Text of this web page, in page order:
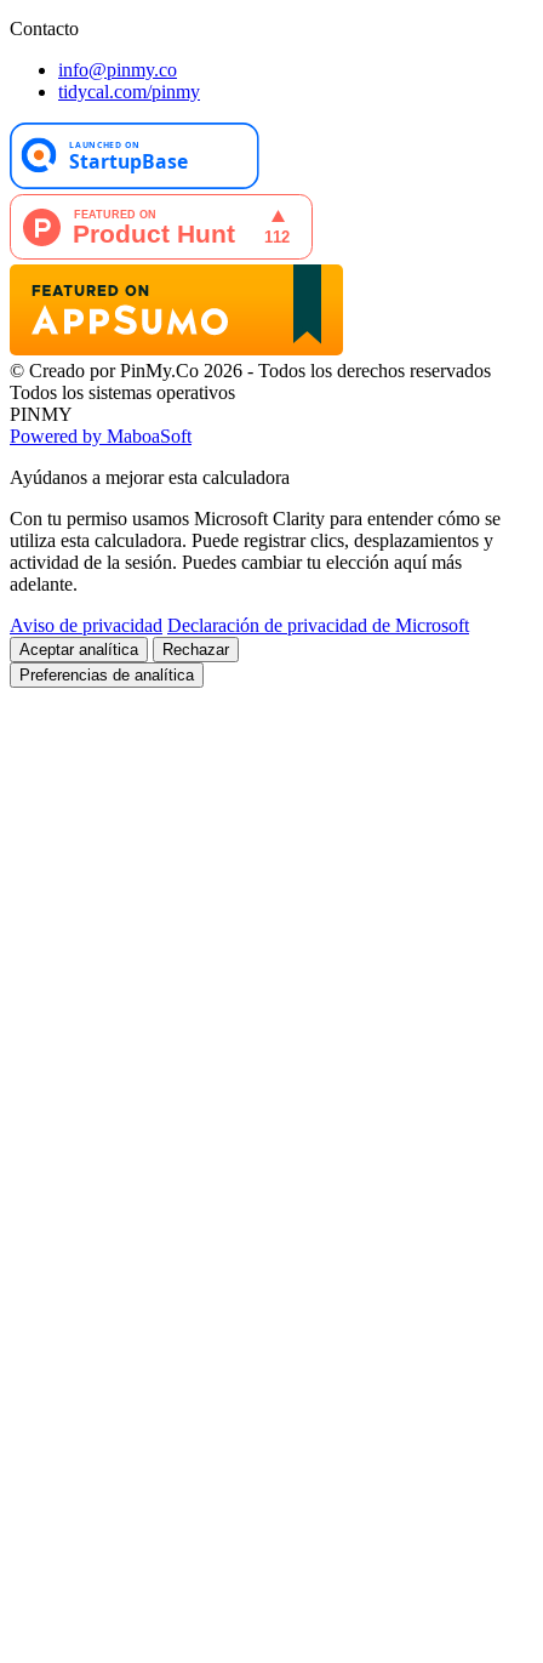
Contacto
info@pinmy.co
tidycal.com/pinmy
© Creado por PinMy.Co 2026 - Todos los derechos reservados
Todos los sistemas operativos
PINMY
Powered by MaboaSoft
Ayúdanos a mejorar esta calculadora
Con tu permiso usamos Microsoft Clarity para entender cómo se
utiliza esta calculadora. Puede registrar clics, desplazamientos y
actividad de la sesión. Puedes cambiar tu elección aquí más
adelante.
Aviso de privacidad Declaración de privacidad de Microsoft
Aceptar analítica
Rechazar
Preferencias de analítica